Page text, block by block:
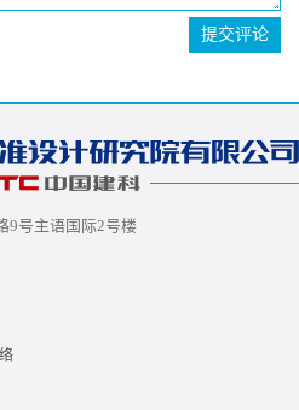
提交评论
9号主语国际2号楼